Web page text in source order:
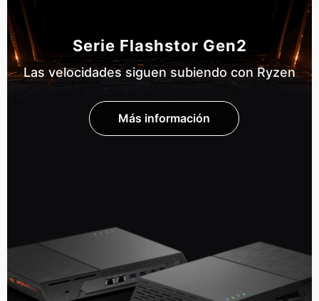
Serie Flashstor Gen2
Las velocidades siguen subiendo con Ryzen
Más información